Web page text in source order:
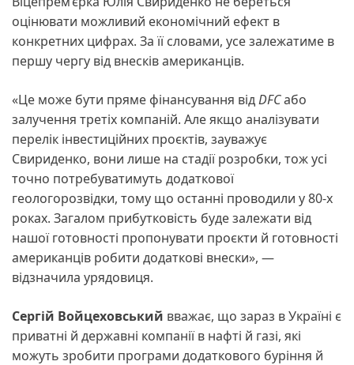
оцінювати можливий економічний ефект в
конкретних цифрах. За її словами, усе залежатиме в
першу чергу від внесків американців.
«Це може бути пряме фінансування відDFCабо
залучення третіх компаній. Але якщо аналізувати
перелік інвестиційних проєктів, зауважує
Свириденко, вони лише на стадії розробки, тож усі
точно потребуватимуть додаткової
геологорозвідки, тому що останні проводили у 80-х
роках. Загалом прибутковість буде залежати від
нашої готовності пропонувати проєкти й готовності
американців робити додаткові внески», —
відзначила урядовиця.
Сергій Войцеховський вважає, що зараз в Україні є
приватні й державні компанії в нафті й газі, які
можуть зробити програми додаткового буріння й